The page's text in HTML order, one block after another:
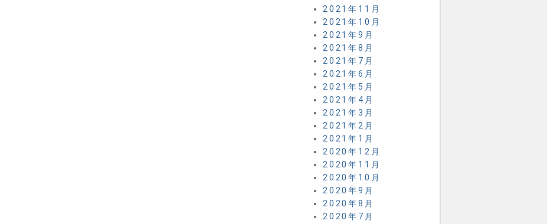
2021年11月
2021年10月
2021年9月
2021年8月
2021年7月
2021年6月
2021年5月
2021年4月
2021年3月
2021年2月
2021年1月
2020年12月
2020年11月
2020年10月
2020年9月
2020年8月
2020年7月